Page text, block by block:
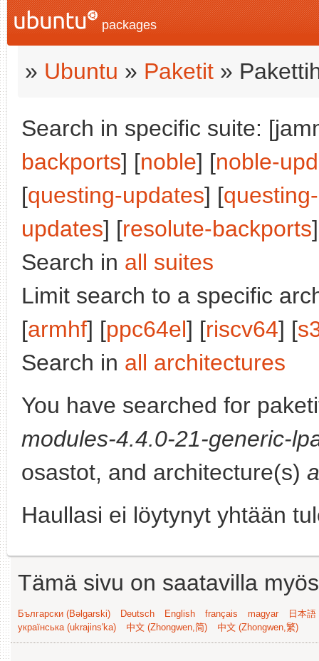
packages
» Ubuntu » Paketit »
Search in specific suite:
backports] [noble] [noble-
[questing-updates] [
updates] [resolute-backports
Search in all suites
Limit search to a specific
[armhf] [ppc64el] [riscv64] [
Search in all architectures
You have searched for
modules-4.4.0-21-generic-
osastot, and architecture(s)
Haullasi ei löytynyt yhtään
Tämä sivu on saatavilla
Български (Bəlgarski) Deutsch English français magyar
日本
українська (ukrajins'ka)
中文 (Zhongwen,简) 中文 (Zhongwen,繁)